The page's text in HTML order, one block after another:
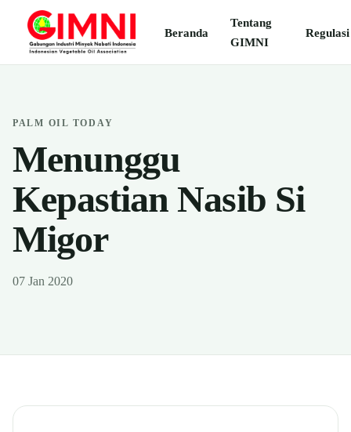
Beranda
Tentang
GIMNI
Regulasi
PALM OIL TODAY
Menunggu
Kepastian Nasib Si
Migor
07 Jan 2020